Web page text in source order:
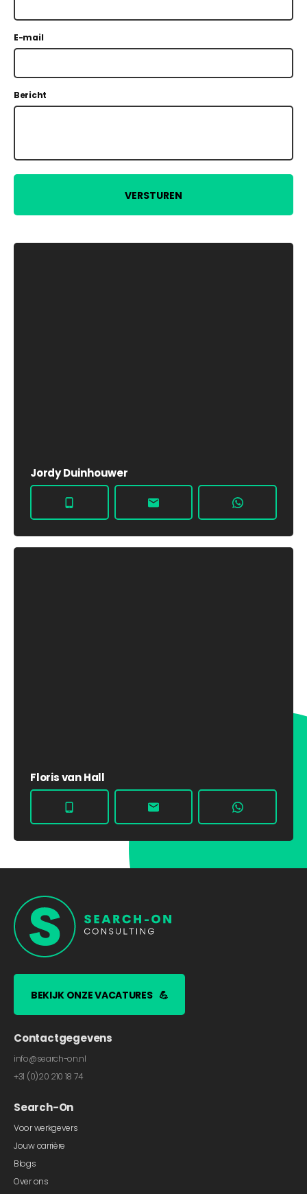
E-mail
Bericht
VERSTUREN
Jordy Duinhouwer
Floris van Hall
BEKIJK ONZE VACATURES 💪
Contactgegevens
info@search-on.nl
+31 (0)20 210 18 74
Search-On
Voor werkgevers
Jouw carrière
Blogs
Over ons